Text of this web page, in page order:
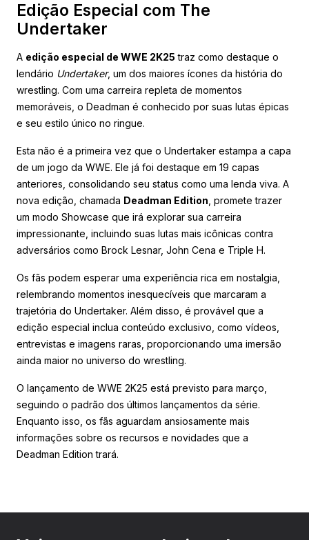
Edição Especial com The
Undertaker
A edição especial de WWE 2K25 traz como destaque o
lendário Undertaker, um dos maiores ícones da história do
wrestling. Com uma carreira repleta de momentos
memoráveis, o Deadman é conhecido por suas lutas épicas
e seu estilo único no ringue.
Esta não é a primeira vez que o Undertaker estampa a capa
de um jogo da WWE. Ele já foi destaque em 19 capas
anteriores, consolidando seu status como uma lenda viva. A
nova edição, chamada Deadman Edition , promete trazer
um modo Showcase que irá explorar sua carreira
impressionante, incluindo suas lutas mais icônicas contra
adversários como Brock Lesnar, John Cena e Triple H.
Os fãs podem esperar uma experiência rica em nostalgia,
relembrando momentos inesquecíveis que marcaram a
trajetória do Undertaker. Além disso, é provável que a
edição especial inclua conteúdo exclusivo, como vídeos,
entrevistas e imagens raras, proporcionando uma imersão
ainda maior no universo do wrestling.
O lançamento de WWE 2K25 está previsto para março,
seguindo o padrão dos últimos lançamentos da série.
Enquanto isso, os fãs aguardam ansiosamente mais
informações sobre os recursos e novidades que a
Deadman Edition trará.